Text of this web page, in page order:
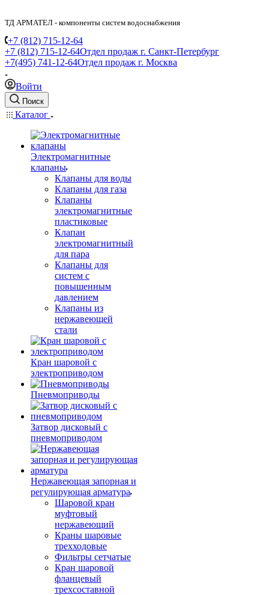
ТД АРМАТЕЛ - компоненты систем водоснабжения
+7 (812) 715-12-64
+7 (812) 715-12-64Отдел продаж г. Санкт-Петербург
+7(495) 741-12-64Отдел продаж г. Москва
Войти
Поиск
Каталог
Электромагнитные
клапаны
Клапаны для воды
Клапаны для газа
Клапаны
электромагнитные
пластиковые
Клапан
электромагнитный
для пара
Клапаны для
систем с
повышенным
давлением
Клапаны из
нержавеющей
стали
Кран шаровой с
электроприводом
Пневмоприводы
Затвор дисковый с
пневмоприводом
Нержавеющая запорная и
регулирующая арматура
Шаровой кран
муфтовый
нержавеющий
Краны шаровые
трехходовые
Фильтры сетчатые
Кран шаровой
фланцевый
трехсоставной